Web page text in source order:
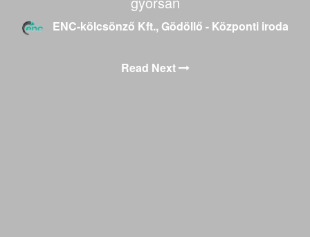
ENC-kölcsönző Kft., Gödöllő - Központi iroda
Read Next